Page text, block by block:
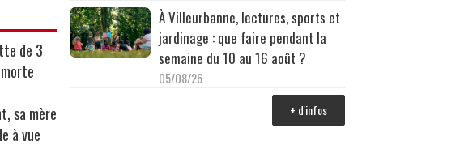
de 3
sa mère
à vue
À Villeurbanne, lectures, sports et
jardinage : que faire pendant la
semaine du 10 au 16 août ?
05/08/26
+ d'infos